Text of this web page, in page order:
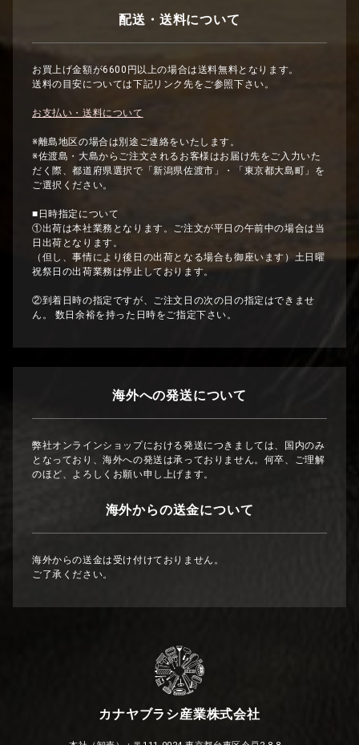
配送・送料について
お買上げ金額が6600円以上の場合は送料無料となります。
送料の目安については下記リンク先をご参照下さい。
お支払い・送料について
※離島地区の場合は別途ご連絡をいたします。
※佐渡島・大島からご注文されるお客様はお届け先をご入力いた
だく際、都道府県選択で「新潟県佐渡市」・「東京都大島町」を
ご選択ください。
■日時指定について
①出荷は本社業務となります。ご注文が平日の午前中の場合は当
日出荷となります。
（但し、事情により後日の出荷となる場合も御座います）土日曜
祝祭日の出荷業務は停止しております。
②到着日時の指定ですが、ご注文日の次の日の指定はできませ
ん。 数日余裕を持った日時をご指定下さい。
海外への発送について
弊社オンラインショップにおける発送につきましては、国内のみ
となっており、海外への発送は承っておりません。何卒、ご理解
のほど、よろしくお願い申し上げます。
海外からの送金について
海外からの送金は受け付けておりません。
ご了承ください。
カナヤブラシ産業株式会社